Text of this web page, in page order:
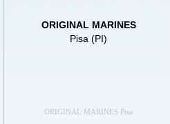
ORIGINAL MARINES
Pisa (PI)
ORIGINAL MARINES Pisa